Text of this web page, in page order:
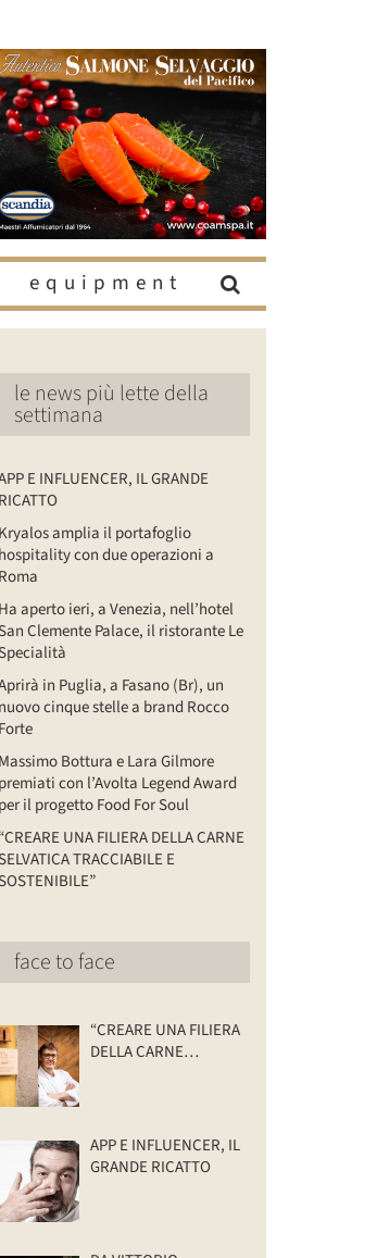
equipment
le news più lette della
settimana
E INFLUENCER, IL GRANDE
RICATTO
Kryalos amplia il portafoglio
hospitality con due operazioni a
Roma
Ha aperto ieri, a Venezia, nell’hotel
Clemente Palace, il ristorante Le
in Puglia, a Fasano (Br), un
nuovo cinque stelle a brand Rocco
Forte
Massimo Bottura e Lara Gilmore
premiati con l’Avolta Legend Award
per il progetto Food For Soul
“CREARE UNA FILIERA DELLA CARNE
TRACCIABILE E
face to face
“CREARE UNA FILIERA
DELLA CARNE
APP E INFLUENCER, IL
GRANDE RICATTO